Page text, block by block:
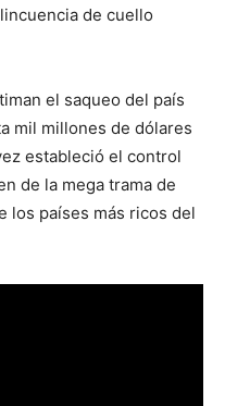
de cuello
el saqueo del país
mil millones de dólares
estableció el control
de la mega trama de
los países más ricos del